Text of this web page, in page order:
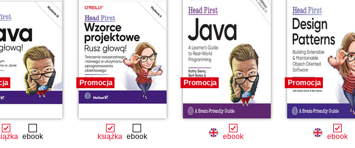
ebook
Promocja
książka ebook
Promocja
ebook
Promocja
ebook